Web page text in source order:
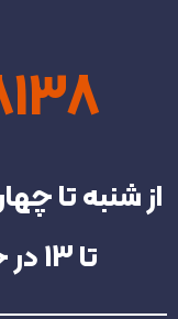
تا 13 در خدمت شما هستیم.